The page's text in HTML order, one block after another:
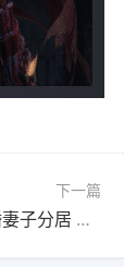
下一篇
曝欧弟与二婚妻子分居 经纪人火速否认分居传闻